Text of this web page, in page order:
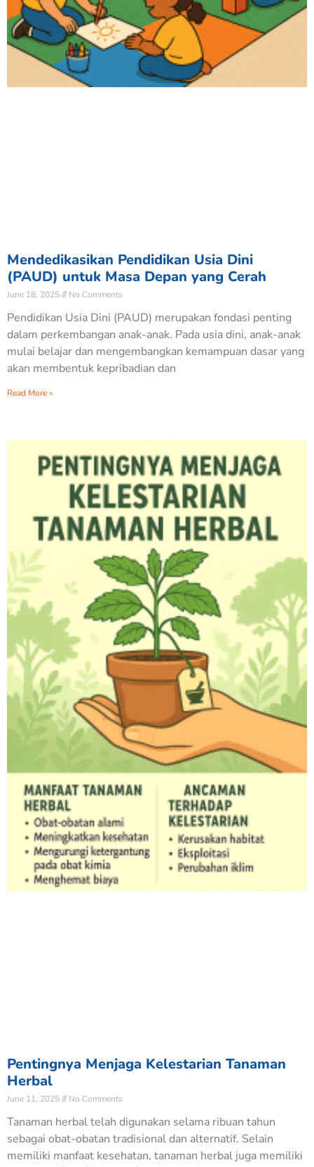
Mendedikasikan Pendidikan Usia Dini
(PAUD) untuk Masa Depan yang Cerah
June 18, 2025 No Comments
Pendidikan Usia Dini (PAUD) merupakan fondasi penting
dalam perkembangan anak-anak. Pada usia dini, anak-anak
mulai belajar dan mengembangkan kemampuan dasar yang
akan membentuk kepribadian dan
Read More »
Pentingnya Menjaga Kelestarian Tanaman
Herbal
June 11, 2025 No Comments
Tanaman herbal telah digunakan selama ribuan tahun
sebagai obat-obatan tradisional dan alternatif. Selain
memiliki manfaat kesehatan, tanaman herbal juga memiliki